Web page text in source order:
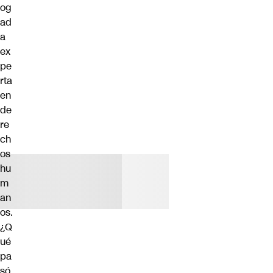
og
ad
a
ex
pe
rta
en
de
re
ch
os
hu
m
an
os.
¿Q
ué
pa